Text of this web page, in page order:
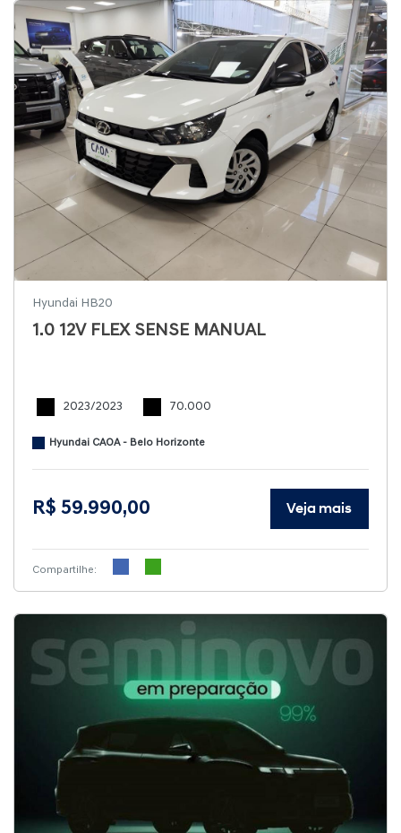
Hyundai HB20
1.0 12V FLEX SENSE MANUAL
2023/2023 70.000
Hyundai CAOA - Belo Horizonte
R$ 59.990,00 Veja mais
Compartilhe: